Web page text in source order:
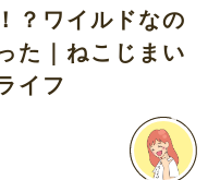
？ワイルドなの
た｜ねこじまい
イフ